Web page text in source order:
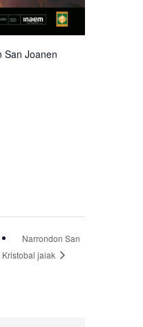
San Joanen
Narrondon San
Kristobal jaiak